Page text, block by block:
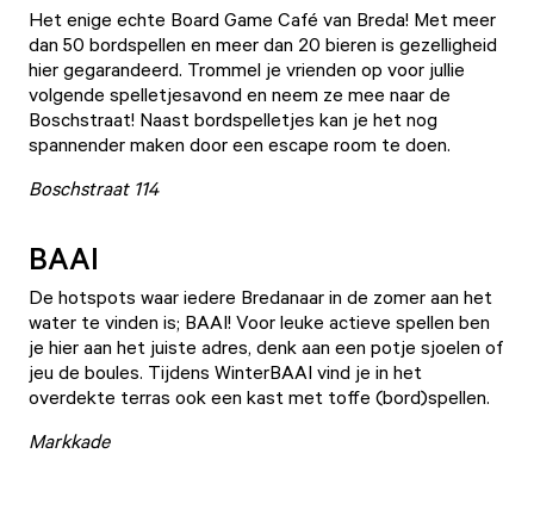
Het enige echte Board Game Café van Breda! Met meer
dan 50 bordspellen en meer dan 20 bieren is gezelligheid
hier gegarandeerd. Trommel je vrienden op voor jullie
volgende spelletjesavond en neem ze mee naar de
Boschstraat! Naast bordspelletjes kan je het nog
spannender maken door een escape room te doen.
Boschstraat 114
BAAI
De hotspots waar iedere Bredanaar in de zomer aan het
water te vinden is; BAAI! Voor leuke actieve spellen ben
je hier aan het juiste adres, denk aan een potje sjoelen of
jeu de boules. Tijdens WinterBAAI vind je in het
overdekte terras ook een kast met toffe (bord)spellen.
Markkade